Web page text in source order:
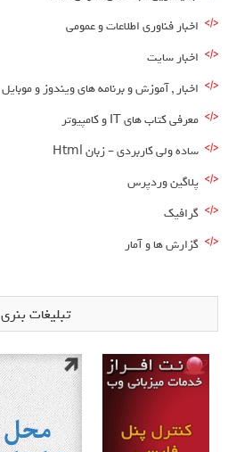
اخبار فناوری اطلاعات و عمومی
اخبار سایت
اخبار , آموزش و برنامه های ویندوز و موبایل
معرفی کتاب های IT و کامپیوتر
ساده ولی کاربردی – زبان Html
پلاگین وردپرس
گرافیک
گزارش ها و آمار
تبلیغات بنری